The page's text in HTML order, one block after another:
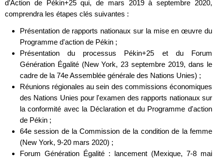
d’Action de Pékin+25 qui, de mars 2019 à septembre 2020,
comprendra les étapes clés suivantes :
Présentation de rapports nationaux sur la mise en œuvre du
Programme d'action de Pékin ;
Présentation du processus Pékin+25 et du Forum
Génération Égalité (New York, 23 septembre 2019, dans le
cadre de la 74e Assemblée générale des Nations Unies) ;
Réunions régionales au sein des commissions économiques
des Nations Unies pour l'examen des rapports nationaux sur
la conformité avec la Déclaration et du Programme d'action
de Pékin ;
64e session de la Commission de la condition de la femme
(New York, 9-20 mars 2020) ;
Forum Génération Égalité : lancement (Mexique, 7-8 mai